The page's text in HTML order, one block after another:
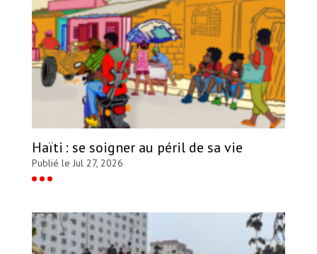
Haïti : se soigner au péril de sa vie
Publié le Jul 27, 2026